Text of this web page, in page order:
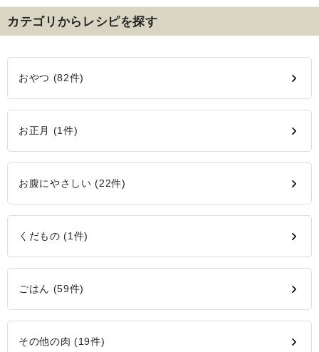
カテゴリからレシピを探す
おやつ (82件)
お正月 (1件)
お腹にやさしい (22件)
くだもの (1件)
ごはん (59件)
その他の肉 (19件)